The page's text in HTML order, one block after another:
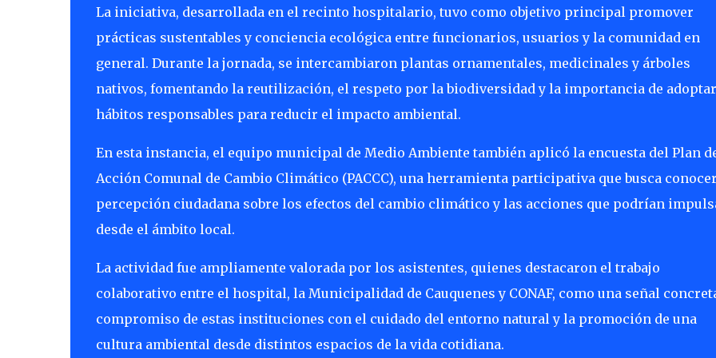
La iniciativa, desarrollada en el recinto hospitalario, tuvo como objetivo principal promover
prácticas sustentables y conciencia ecológica entre funcionarios, usuarios y la comunidad en
general. Durante la jornada, se intercambiaron plantas ornamentales, medicinales y árboles
nativos, fomentando la reutilización, el respeto por la biodiversidad y la importancia de adoptar
hábitos responsables para reducir el impacto ambiental.
En esta instancia, el equipo municipal de Medio Ambiente también aplicó la encuesta del Plan
Acción Comunal de Cambio Climático (PACCC), una herramienta participativa que busca
percepción ciudadana sobre los efectos del cambio climático y las acciones que podrían
desde el ámbito local.
La actividad fue ampliamente valorada por los asistentes, quienes destacaron el trabajo
colaborativo entre el hospital, la Municipalidad de Cauquenes y CONAF, como una señal
compromiso de estas instituciones con el cuidado del entorno natural y la promoción de una
cultura ambiental desde distintos espacios de la vida cotidiana.